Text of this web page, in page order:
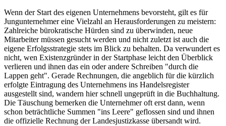
Wenn der Start des eigenen Unternehmens bevorsteht, gilt es für
Jungunternehmer eine Vielzahl an Herausforderungen zu meistern:
Zahlreiche bürokratische Hürden sind zu überwinden, neue
Mitarbeiter müssen gesucht werden und nicht zuletzt ist auch die
eigene Erfolgsstrategie stets im Blick zu behalten. Da verwundert es
nicht, wen Existenzgründer in der Startphase leicht den Überblick
verlieren und ihnen das ein oder andere Schreiben "durch die
Lappen geht". Gerade Rechnungen, die angeblich für die kürzlich
erfolgte Eintragung des Unternehmens ins Handelsregister
ausgestellt sind, wandern hier schnell ungeprüft in die Buchhaltung.
Die Täuschung bemerken die Unternehmer oft erst dann, wenn
schon beträchtliche Summen "ins Leere" geflossen sind und ihnen
die offizielle Rechnung der Landesjustizkasse übersandt wird.